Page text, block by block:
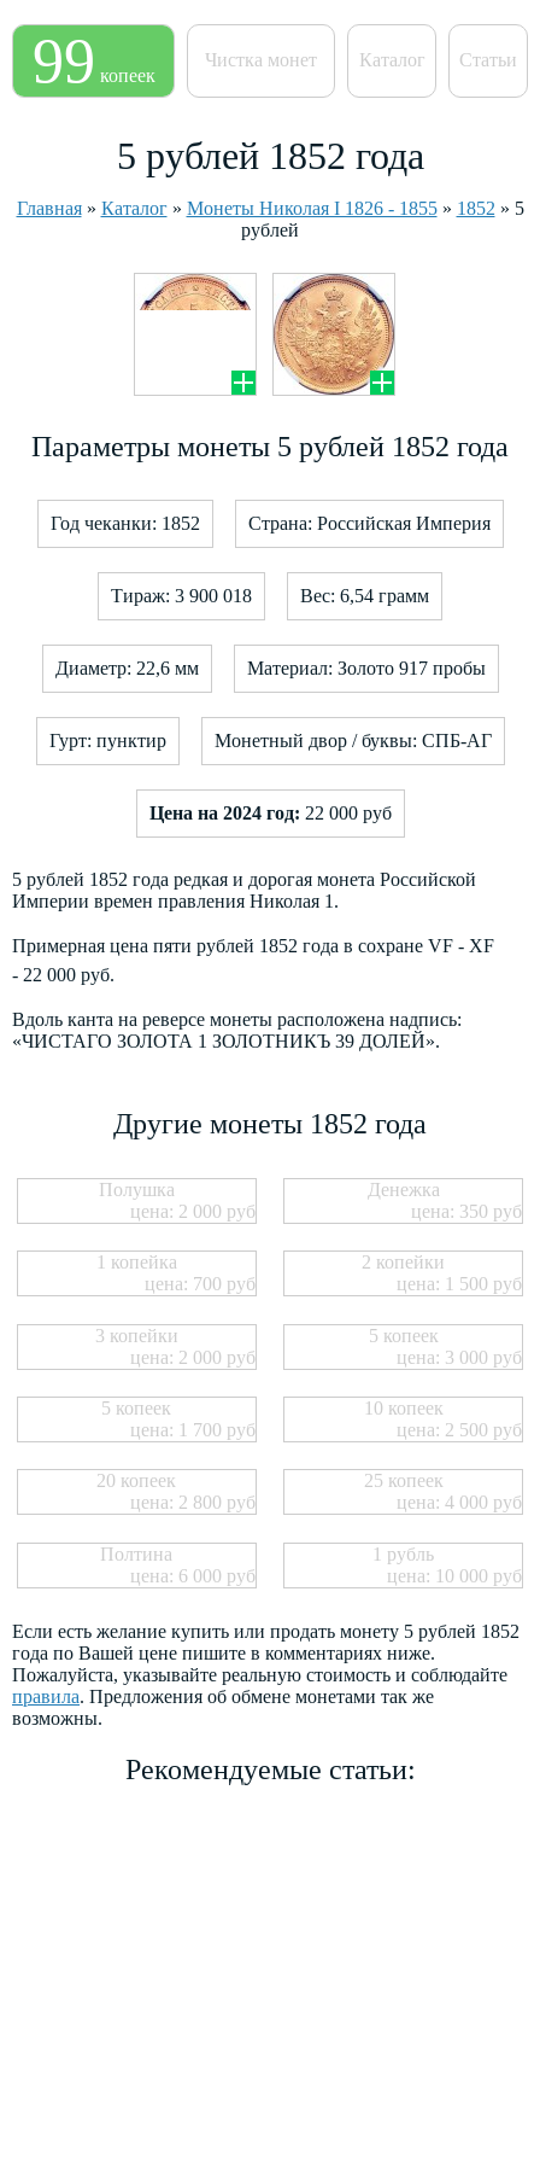
99 копеек
Чистка монет Каталог Статьи
5 рублей 1852 года
Главная» Каталог» Монеты Николая I 1826 - 1855» 1852 » 5
рублей
Параметры монеты 5 рублей 1852 года
Год чеканки: 1852 Страна: Российская Империя
Тираж: 3 900 018 Вес: 6,54 грамм
Диаметр: 22,6 мм Материал: Золото 917 пробы
Гурт: пунктир Монетный двор / буквы: СПБ-АГ
Цена на 2024 год: 22 000 руб
5 рублей 1852 года редкая и дорогая монета Российской
Империи времен правления Николая 1.
Примерная цена пяти рублей 1852 года в сохране VF - XF
- 22 000 руб.
Вдоль канта на реверсе монеты расположена надпись:
«ЧИСТАГО ЗОЛОТА 1 ЗОЛОТНИКЪ 39 ДОЛЕЙ».
Другие монеты 1852 года
Полушка
цена: 2 000 руб
Денежка
цена: 350 руб
1 копейка
цена: 700 руб
2 копейки
цена: 1 500 руб
3 копейки
цена: 2 000 руб
5 копеек
цена: 3 000 руб
5 копеек
цена: 1 700 руб
10 копеек
цена: 2 500 руб
20 копеек
цена: 2 800 руб
25 копеек
цена: 4 000 руб
Полтина
цена: 6 000 руб
1 рубль
цена: 10 000 руб
Если есть желание купить или продать монету 5 рублей 1852
года по Вашей цене пишите в комментариях ниже.
Пожалуйста, указывайте реальную стоимость и соблюдайте
правила. Предложения об обмене монетами так же
возможны.
Рекомендуемые статьи: